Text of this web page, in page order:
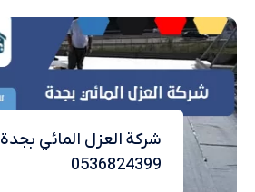
شركة العزل المائي بجدة
0536824399